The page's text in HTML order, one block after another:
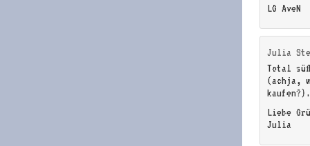
LG AveN
Julia
Total
(achja,
kaufen?).
Liebe
Julia